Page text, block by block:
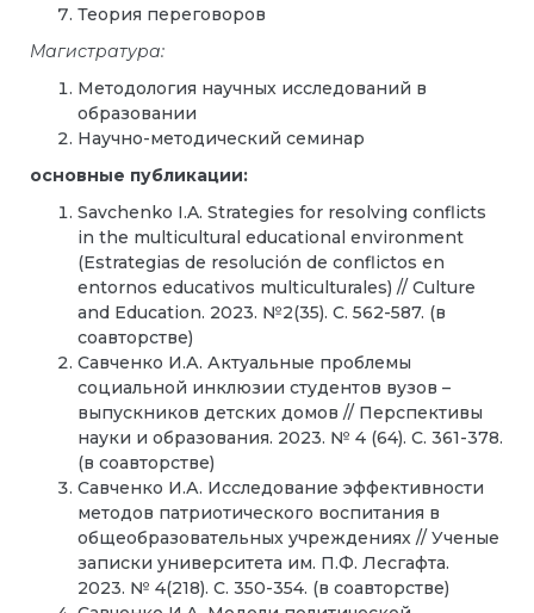
Теория переговоров
Магистратура:
Методология научных исследований в
образовании
Научно-методический семинар
основные публикации:
Savchenko I.A. Strategies for resolving conflicts
in the multicultural educational environment
(Estrategias de resolución de conflictos en
entornos educativos multiculturales) // Culture
and Education. 2023. №2(35). С. 562-587. (в
соавторстве)
Савченко И.А. Актуальные проблемы
социальной инклюзии студентов вузов –
выпускников детских домов // Перспективы
науки и образования. 2023. № 4 (64). С. 361-378.
(в соавторстве)
Савченко И.А. Исследование эффективности
методов патриотического воспитания в
общеобразовательных учреждениях // Ученые
записки университета им. П.Ф. Лесгафта.
2023. № 4(218). С. 350-354. (в соавторстве)